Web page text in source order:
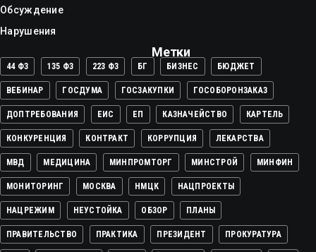
Обсуждение
Нарушения
Метки
44 ФЗ 135 ФЗ 223 ФЗ БГ БИЗНЕС БЮДЖЕТ
ВЕБИНАР ГОСДУМА ГОСЗАКУПКИ ГОСОБОРОНЗАКАЗ
ДОПТРЕБОВАНИЯ ЕИС ЕП КАЗНАЧЕЙСТВО КАРТЕЛЬ
КОНКУРЕНЦИЯ КОНТРАКТ КОРРУПЦИЯ ЛЕКАРСТВА
МВД МЕДИЦИНА МИНПРОМТОРГ МИНСТРОЙ МИНФИН
МОНИТОРИНГ МОСКВА НМЦК НАЦПРОЕКТЫ
НАЦРЕЖИМ НЕУСТОЙКА ОБЗОР ПЛАНЫ
ПРАВИТЕЛЬСТВО ПРАКТИКА ПРЕЗИДЕНТ ПРОКУРАТУРА